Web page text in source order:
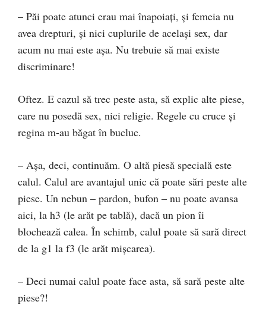
– Păi poate atunci erau mai înapoiați, și femeia nu
avea drepturi, și nici cuplurile de același sex, dar
acum nu mai este așa. Nu trebuie să mai existe
discriminare!
Oftez. E cazul să trec peste asta, să explic alte piese,
care nu posedă sex, nici religie. Regele cu cruce și
regina m-au băgat în bucluc.
– Așa, deci, continuăm. O altă piesă specială este
calul. Calul are avantajul unic că poate sări peste alte
piese. Un nebun – pardon, bufon – nu poate avansa
aici, la h3 (le arăt pe tablă), dacă un pion îi
blochează calea. În schimb, calul poate să sară direct
de la g1 la f3 (le arăt mișcarea).
– Deci numai calul poate face asta, să sară peste alte
piese?!